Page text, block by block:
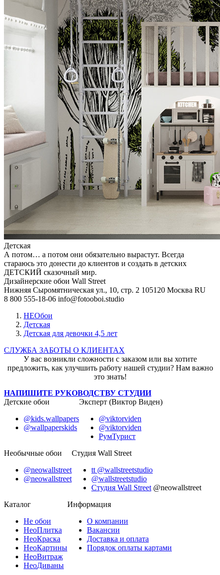
Детская
А потом… а потом они обязательно вырастут. Всегда
стараюсь это донести до клиентов и создать в детских
ДЕТСКИЙ сказочный мир.
Дизайнерские обои Wall Street
Нижняя Сыромятническая ул., 10, стр. 2 105120 Москва RU
8 800 555-18-06 info@fotooboi.studio
НЕОбои
Детская
Детская для девочки 4,5 лет
СЛУЖБА ЗАБОТЫ О КЛИЕНТАХ
У вас возникли сложности с заказом или вы хотите
предложить, как улучшить работу нашей студии? Нам важно
это знать!
НАПИШИТЕ РУКОВОДСТВУ СТУДИИ
Детские обои
@kids.wallpapers
@wallpaperskids
Эксперт (Виктор Виден)
@viktorviden
@viktorviden
РумТурист
Необычные обои
@neowallstreet
@neowallstreet
Студия Wall Street
tt @wallstreetstudio
@wallstreetstudio
Студия Wall Street @neowallstreet
Каталог
Не обои
НеоПлитка
НеоКраска
НеоКартины
НеоВитраж
НеоДиваны
Информация
О компании
Вакансии
Доставка и оплата
Порядок оплаты картами